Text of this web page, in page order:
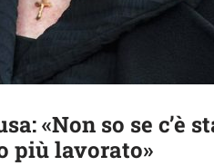
«Non so se c’è
più lavorato»